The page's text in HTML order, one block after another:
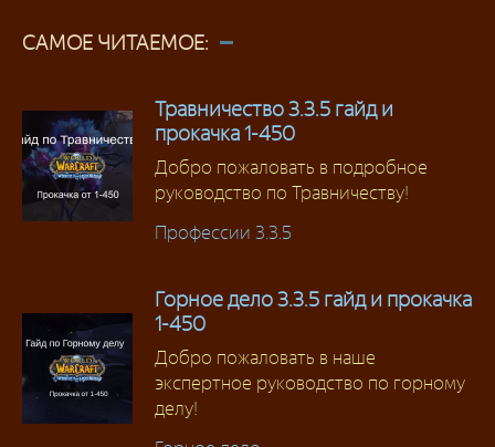
САМОЕ ЧИТАЕМОЕ:
Травничество 3.3.5 гайд и
прокачка 1-450
Добро пожаловать в подробное
руководство по Травничеству!
Профессии 3.3.5
Горное дело 3.3.5 гайд и прокачка
1-450
Добро пожаловать в наше
экспертное руководство по горному
делу!